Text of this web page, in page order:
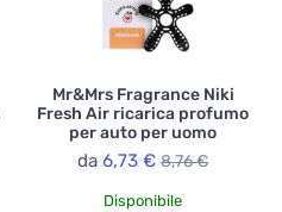
Mr&Mrs Fragrance Niki
Fresh Air ricarica profumo
per auto per uomo
da 6,73 € 8,76 €
Disponibile